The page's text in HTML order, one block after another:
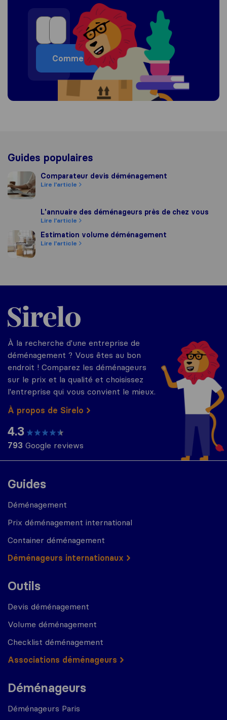
Guides populaires
Comparateur devis déménagement
Comparateur devis déménagement
Lire l'article
L'annuaire des déménageurs près de chez vous
L'annuaire des déménageurs près de chez vous
Lire l'article
Estimation volume déménagement
Estimation volume déménagement
Lire l'article
Commencer
Guides
Déménagement
Prix déménagement international
Container déménagement
Déménageurs internationaux
Outils
Devis déménagement
Volume déménagement
Checklist déménagement
Associations déménageurs
Déménageurs
Déménageurs Paris
Sirelo.fr
À la recherche d'une entreprise de
déménagement ? Vous êtes au bon
endroit ! Comparez les déménageurs
sur le prix et la qualité et choisissez
l'entreprise qui vous convient le mieux.
À propos de Sirelo
4.3
793 Google reviews